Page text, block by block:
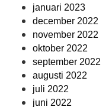
januari 2023
december 2022
november 2022
oktober 2022
september 2022
augusti 2022
juli 2022
juni 2022